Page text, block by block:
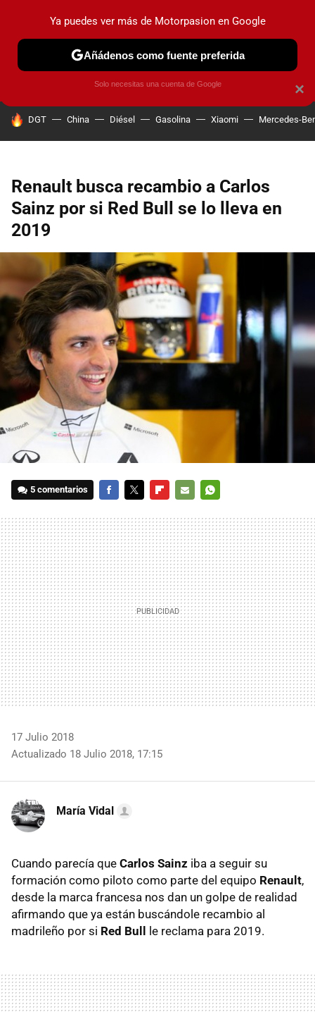
PRUEBAS COCHES ELÉCTRICOS OBSERVATORIO
HOY SE HABLA DE
DGT China Diésel Gasolina Xiaomi Mercedes-
Renault busca recambio a Carlos
Sainz por si Red Bull se lo lleva en
2019
5 comentarios
MAIL
17 Julio 2018
Actualizado 18 Julio 2018, 17:15
María Vidal
Cuando parecía que Carlos Sainz iba a seguir su
formación como piloto como parte del equipo Renault,
desde la marca francesa nos dan un golpe de realidad
afirmando que ya están buscándole recambio al
madrileño por si Red Bull le reclama para 2019.
×
Ya puedes ver más de Motorpasion en Google
Añádenos como fuente preferida
Solo necesitas una cuenta de Google